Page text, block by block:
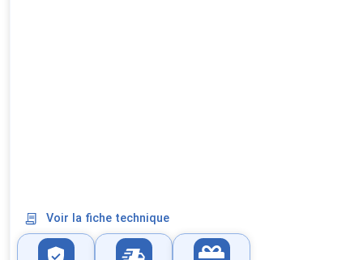
Voir la fiche technique